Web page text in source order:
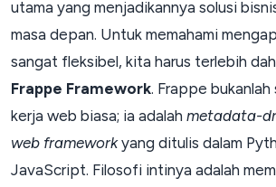
utama yang menjadikannya solusi
masa depan. Untuk memahami
sangat fleksibel, kita harus terlebih
Frappe Framework. Frappe bukanlah
kerja web biasa; ia adalah metadata-
web frameworkyang ditulis dalam
JavaScript. Filosofi intinya adalah